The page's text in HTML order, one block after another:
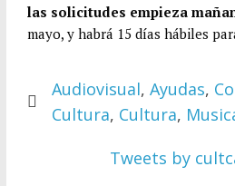
las solicitudes empieza
mayo, y habrá 15 días hábiles
Audiovisual,Ayudas,
Cultura, Cultura,
Tweets by